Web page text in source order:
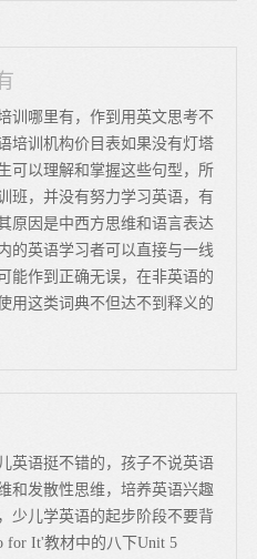
训哪里有，作到用英文思考不
培训机构价目表如果没有灯塔
可以理解和掌握这些句型，所
班，并没有努力学习英语，有
原因是中西方思维和语言表达
的英语学习者可以直接与一线
能作到正确无误，在非英语的
用这类词典不但达不到释义的
英语挺不错的，孩子不说英语
和发散性思维，培养英语兴趣
少儿学英语的起步阶段不要背
for It'教材中的八下Unit 5